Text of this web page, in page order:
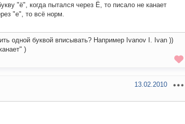
"ё", когда пытался через Ё, то писало не канает
"е", то всё норм.
одной буквой вписывать? Например Ivanov I. Ivan ))
)
13.02.2010